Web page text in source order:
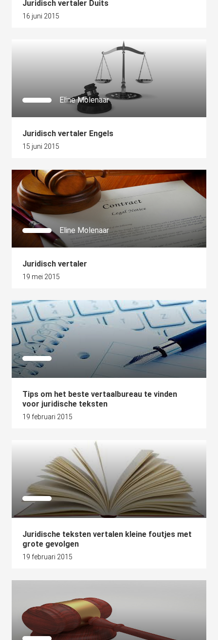
Juridisch vertaler Duits
16 juni 2015
Eline Molenaar
Juridisch vertaler Engels
15 juni 2015
Eline Molenaar
Juridisch vertaler
19 mei 2015
Tips om het beste vertaalbureau te vinden
voor juridische teksten
19 februari 2015
Juridische teksten vertalen kleine foutjes met
grote gevolgen
19 februari 2015